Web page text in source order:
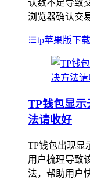
认数不足导致
浏览器确认交
tp苹果版下载
TP钱包显示
法请收好
TP钱包出现显
用户梳理导致
法，帮助用户